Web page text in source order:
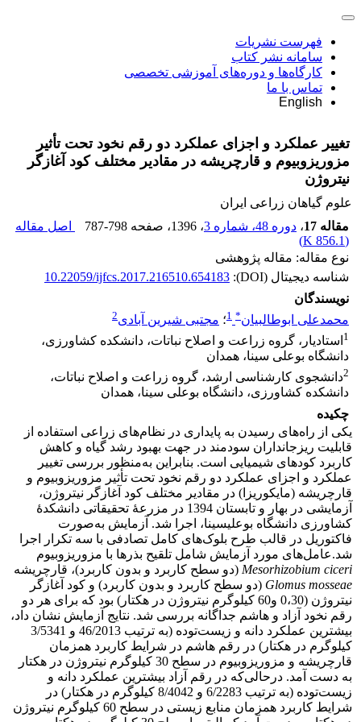
فهرست نشریات
سامانه نشر کتاب
کارگاه‌ها و دوره‌های آموزشی تخصصی
تماس با ما
English
تغییر عملکرد و اجزای عملکرد دو رقم نخود تحت تأثیر
مزوریزوبیوم و قارچریشه در مقادیر مختلف کود آغازگر
نیتروژن
علوم گیاهان زراعی ایران
مقاله 17
، دوره 48، شماره 3 ، 1396 ، صفحه 787-798
اصل مقاله
(
856.1 K
)
نوع مقاله: مقاله پژوهشی
شناسه دیجیتال (DOI):
10.22059/ijfcs.2017.216510.654183
نویسندگان
محمدعلی ابوطالبیان*
1؛ مجتبی شیرین آبادی2
1 استادیار، گروه زراعت و اصلاح نباتات، دانشکده کشاورزی،
دانشگاه بوعلی سینا، همدان
2دانشجوی کارشناسی ارشد، گروه زراعت و اصلاح نباتات،
دانشکده کشاورزی، دانشگاه بوعلی سینا، همدان
چکیده
یکی از راه‌های رسیدن به پایداری در نظام‌های زراعی استفاده از
قابلیت ریز‌‌جانداران سودمند در جهت بهبود رشد گیاه و کاهش
کاربرد کود‌های شیمیایی است. بنابراین به‌منظور بررسی تغییر
عملکرد و اجزای عملکرد دو رقم نخود تحت تأثیر مزوریزوبیوم و
قارچریشه (مایکوریزا) در مقادیر مختلف کود آغازگر نیتروژن،
آزمایشی در بهار و تابستان 1394 در مزرعۀ تحقیقاتی دانشکدۀ
کشاورزی دانشگاه بوعلی­سینا، اجرا شد. آزمایش به‌صورت
فاکتوریل در قالب طرح بلوک‌های کامل تصادفی با سه تکرار اجرا
شد.عامل‌های مورد آزمایش شامل تلقیح بذرها با مزوریزوبیوم
Mesorhizobium ciceri
(دو سطح کاربرد و بدون کاربرد)، قارچریشه
Glomus mosseae (دو سطح کاربرد و بدون کاربرد) و کود آغازگر
نیتروژن (0،30 و60 کیلوگرم نیتروژن در هکتار) بود که برای هر دو
رقم نخود آزاد و هاشم جداگانه بررسی شد. نتایج آزمایش نشان داد،
بیشترین عملکرد دانه و زیست‌توده (به ترتیب 46/2013 و 3/5341
کیلوگرم در هکتار) در رقم هاشم در شرایط کاربرد همزمان
قارچریشه و مزوریزوبیوم در سطح 30 کیلوگرم نیتروژن در هکتار
به دست آمد. درحالی‌که در رقم آزاد بیشترین عملکرد دانه و
زیست‌توده (به ترتیب 6/2283 و 8/4042 کیلوگرم در هکتار) در
شرایط کاربرد همزمان منابع زیستی در سطح 60 کیلوگرم نیتروژن